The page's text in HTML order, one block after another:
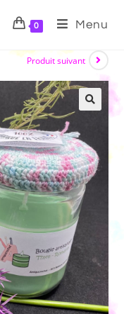
0 Menu
Produit suivant